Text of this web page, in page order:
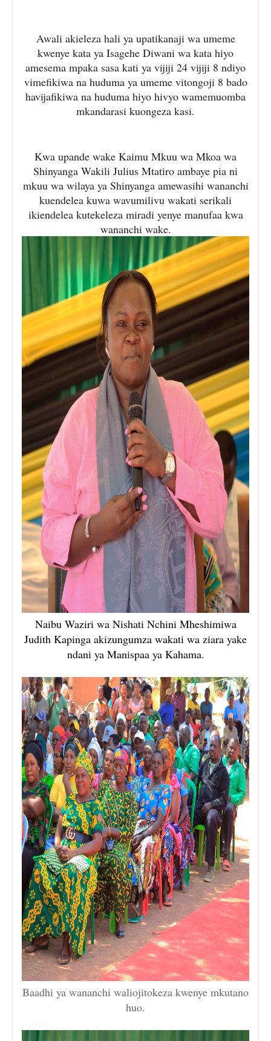
Awali akieleza hali ya upatikanaji wa umeme
kwenye kata ya Isagehe Diwani wa kata hiyo
amesema mpaka sasa kati ya vijiji 24 vijiji 8 ndiyo
vimefikiwa na huduma ya umeme vitongoji 8 bado
havijafikiwa na huduma hiyo hivyo wamemuomba
mkandarasi kuongeza kasi.
Kwa upande wake Kaimu Mkuu wa Mkoa wa
Shinyanga Wakili Julius Mtatiro ambaye pia ni
mkuu wa wilaya ya Shinyanga amewasihi wananchi
kuendelea kuwa wavumilivu wakati serikali
ikiendelea kutekeleza miradi yenye manufaa kwa
wananchi wake.
Naibu Waziri wa Nishati Nchini Mheshimiwa
Judith Kapinga akizungumza wakati wa ziara yake
ndani ya Manispaa ya Kahama.
Baadhi ya wananchi waliojitokeza kwenye mkutano
huo.